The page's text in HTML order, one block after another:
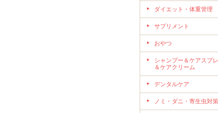
ダイエット・体重管理
サプリメント
おやつ
シャンプー＆ケアスプ
＆ケアクリーム
デンタルケア
ノミ・ダニ・寄生虫対策